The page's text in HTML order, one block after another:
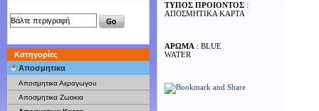
Κατηγορίες
Αποσμητικα
Αποσμητικα Αεραγωγου
Αποσμητικα Ζωακια
ΤΥΠΟΣ ΠΡΟΙΟΝΤΟΣ :
ΑΠΟΣΜΗΤΙΚΑ ΚΑΡΤΑ
ΑΡΩΜΑ : BLUE
WATER